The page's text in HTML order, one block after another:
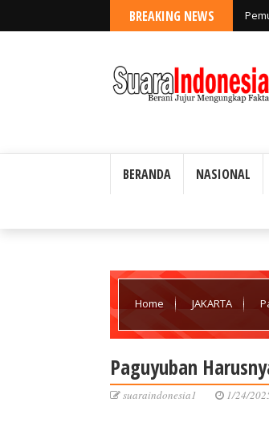
BREAKING NEWS
BERANDA NASIONAL
Home JAKARTA
Paguyuban
suaraindonesia1 1/24/